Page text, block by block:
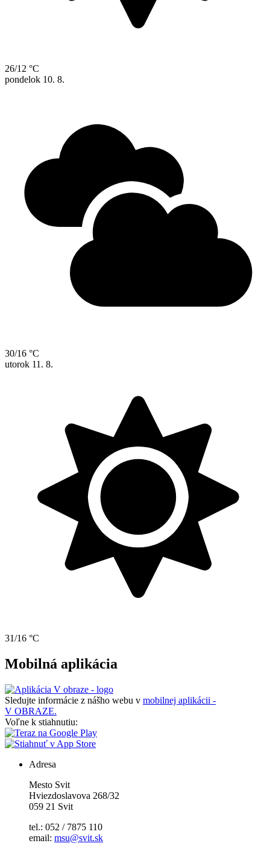
26/12 °C
pondelok 10. 8.
30/16 °C
utorok 11. 8.
31/16 °C
Mobilná aplikácia
Sledujte informácie z nášho webu v mobilnej aplikácii -
V OBRAZE.
Voľne k stiahnutiu:
Adresa
Mesto Svit
Hviezdoslavova 268/32
059 21 Svit
tel.: 052 / 7875 110
email: msu@svit.sk